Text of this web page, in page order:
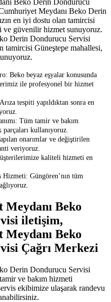
Beko Derin Dondurucu
Meydanı Beko Derin
en iyi dostu olan tamircisi
ve güvenilir hizmet sunuyoruz.
Derin Dondurucu Servisi
tamircisi Güneştepe mahallesi,
Beko beyaz eşyalar konusunda
ile profesyonel bir hizmet
tespiti yapıldıktan sonra en
Tüm tamir ve bakım
kullanıyoruz.
onarımlar ve değiştirilen
veriyoruz.
kaliteli hizmeti en
Güngören’nın tüm
Beko
iletişim,
Beko
Çağrı Merkezi
Derin Dondurucu Servisi
ve bakım hizmeti
ekibimize ulaşarak randevu